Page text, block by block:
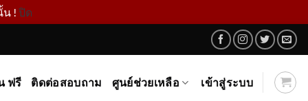
น !ปิด
ฟรี ติดต่อสอบถาม ศูนย์ช่วยเหลือ เข้าสู่ระบบ